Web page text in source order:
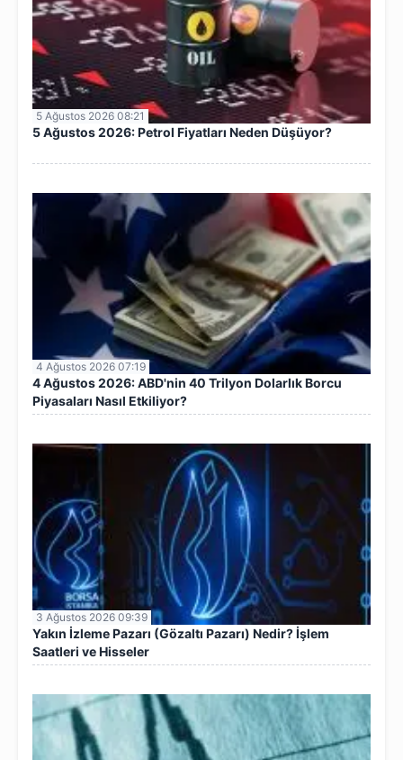
5 Ağustos 2026 08:21
5 Ağustos 2026: Petrol Fiyatları Neden Düşüyor?
4 Ağustos 2026 07:19
4 Ağustos 2026: ABD'nin 40 Trilyon Dolarlık Borcu
Piyasaları Nasıl Etkiliyor?
3 Ağustos 2026 09:39
Yakın İzleme Pazarı (Gözaltı Pazarı) Nedir? İşlem
Saatleri ve Hisseler